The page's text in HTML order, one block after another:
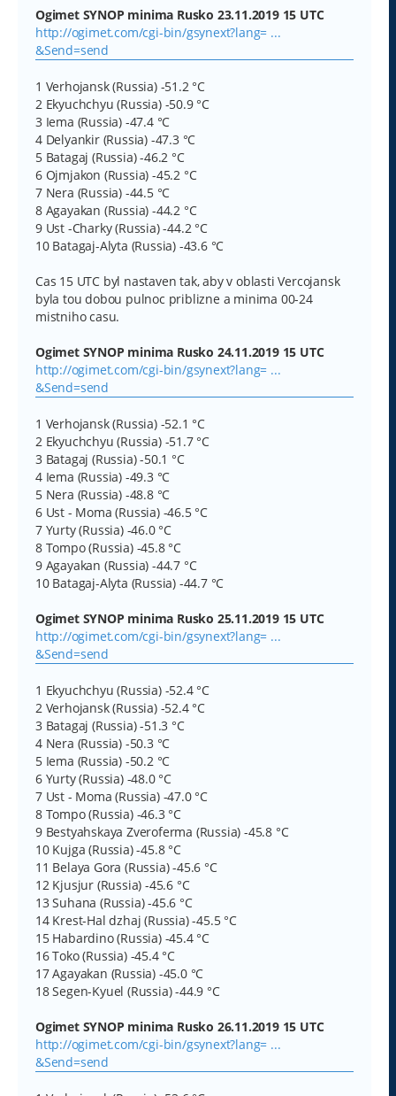
Ogimet SYNOP minima Rusko 23.11.2019 15 UTC
http://ogimet.com/cgi-bin/gsynext?lang= ...
&Send=send
1 Verhojansk (Russia) -51.2 °C
2 Ekyuchchyu (Russia) -50.9 °C
3 Iema (Russia) -47.4 °C
4 Delyankir (Russia) -47.3 °C
5 Batagaj (Russia) -46.2 °C
6 Ojmjakon (Russia) -45.2 °C
7 Nera (Russia) -44.5 °C
8 Agayakan (Russia) -44.2 °C
9 Ust -Charky (Russia) -44.2 °C
10 Batagaj-Alyta (Russia) -43.6 °C
Cas 15 UTC byl nastaven tak, aby v oblasti Vercojansk
byla tou dobou pulnoc priblizne a minima 00-24
mistniho casu.
Ogimet SYNOP minima Rusko 24.11.2019 15 UTC
http://ogimet.com/cgi-bin/gsynext?lang= ...
&Send=send
1 Verhojansk (Russia) -52.1 °C
2 Ekyuchchyu (Russia) -51.7 °C
3 Batagaj (Russia) -50.1 °C
4 Iema (Russia) -49.3 °C
5 Nera (Russia) -48.8 °C
6 Ust - Moma (Russia) -46.5 °C
7 Yurty (Russia) -46.0 °C
8 Tompo (Russia) -45.8 °C
9 Agayakan (Russia) -44.7 °C
10 Batagaj-Alyta (Russia) -44.7 °C
Ogimet SYNOP minima Rusko 25.11.2019 15 UTC
http://ogimet.com/cgi-bin/gsynext?lang= ...
&Send=send
1 Ekyuchchyu (Russia) -52.4 °C
2 Verhojansk (Russia) -52.4 °C
3 Batagaj (Russia) -51.3 °C
4 Nera (Russia) -50.3 °C
5 Iema (Russia) -50.2 °C
6 Yurty (Russia) -48.0 °C
7 Ust - Moma (Russia) -47.0 °C
8 Tompo (Russia) -46.3 °C
9 Bestyahskaya Zveroferma (Russia) -45.8 °C
10 Kujga (Russia) -45.8 °C
11 Belaya Gora (Russia) -45.6 °C
12 Kjusjur (Russia) -45.6 °C
13 Suhana (Russia) -45.6 °C
14 Krest-Hal dzhaj (Russia) -45.5 °C
15 Habardino (Russia) -45.4 °C
16 Toko (Russia) -45.4 °C
17 Agayakan (Russia) -45.0 °C
18 Segen-Kyuel (Russia) -44.9 °C
Ogimet SYNOP minima Rusko 26.11.2019 15 UTC
http://ogimet.com/cgi-bin/gsynext?lang= ...
&Send=send